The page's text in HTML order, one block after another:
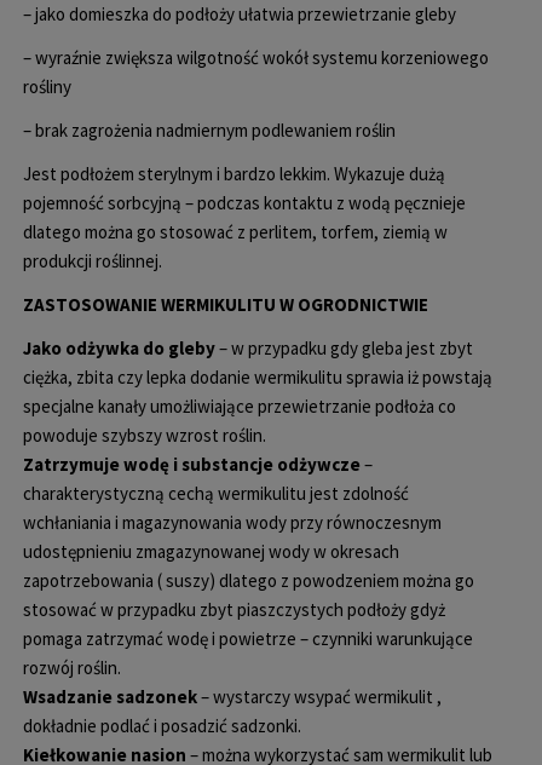
– jako domieszka do podłoży ułatwia przewietrzanie gleby
– wyraźnie zwiększa wilgotność wokół systemu korzeniowego
rośliny
– brak zagrożenia nadmiernym podlewaniem roślin
Jest podłożem sterylnym i bardzo lekkim. Wykazuje dużą
pojemność sorbcyjną – podczas kontaktu z wodą pęcznieje
dlatego można go stosować z perlitem, torfem, ziemią w
produkcji roślinnej.
ZASTOSOWANIE WERMIKULITU W OGRODNICTWIE
Jako odżywka do gleby– w przypadku gdy gleba jest zbyt
ciężka, zbita czy lepka dodanie wermikulitu sprawia iż powstają
specjalne kanały umożliwiające przewietrzanie podłoża co
powoduje szybszy wzrost roślin.
Zatrzymuje wodę i substancje odżywcze–
charakterystyczną cechą wermikulitu jest zdolność
wchłaniania i magazynowania wody przy równoczesnym
udostępnieniu zmagazynowanej wody w okresach
zapotrzebowania ( suszy) dlatego z powodzeniem można go
stosować w przypadku zbyt piaszczystych podłoży gdyż
pomaga zatrzymać wodę i powietrze – czynniki warunkujące
rozwój roślin.
Wsadzanie sadzonek– wystarczy wsypać wermikulit ,
dokładnie podlać i posadzić sadzonki.
Kiełkowanie nasion – można wykorzystać sam wermikulit lub